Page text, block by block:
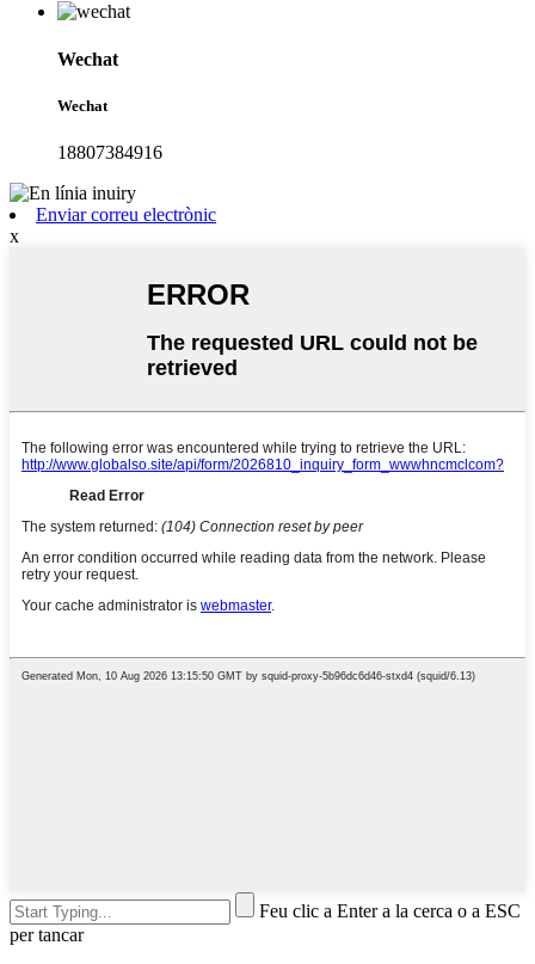
Wechat
Wechat
18807384916
Enviar correu electrònic
x
Feu clic a Enter a la cerca o a ESC
per tancar